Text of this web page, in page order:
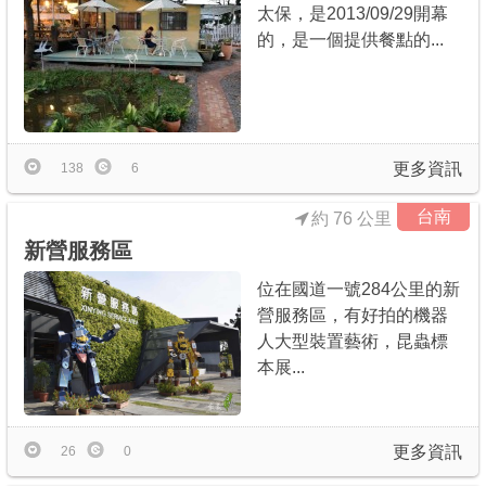
太保，是2013/09/29開幕
的，是一個提供餐點的...
更多資訊
138 6
台南
新營服務區
約 76 公里
位在國道一號284公里的新
營服務區，有好拍的機器
人大型裝置藝術，昆蟲標
本展...
更多資訊
26 0